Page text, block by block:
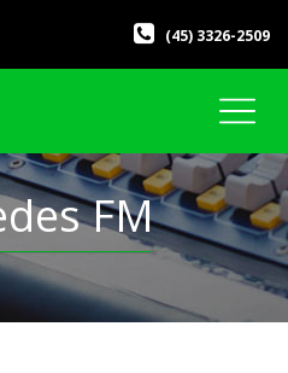
(45) 3326-2509
FM